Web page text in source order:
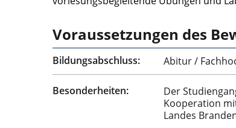
Voraussetzungen des
Bildungsabschluss: Abitur /
Besonderheiten:
Der
Kooperation
Landes